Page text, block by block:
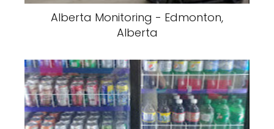
Alberta Monitoring - Edmonton,
Alberta